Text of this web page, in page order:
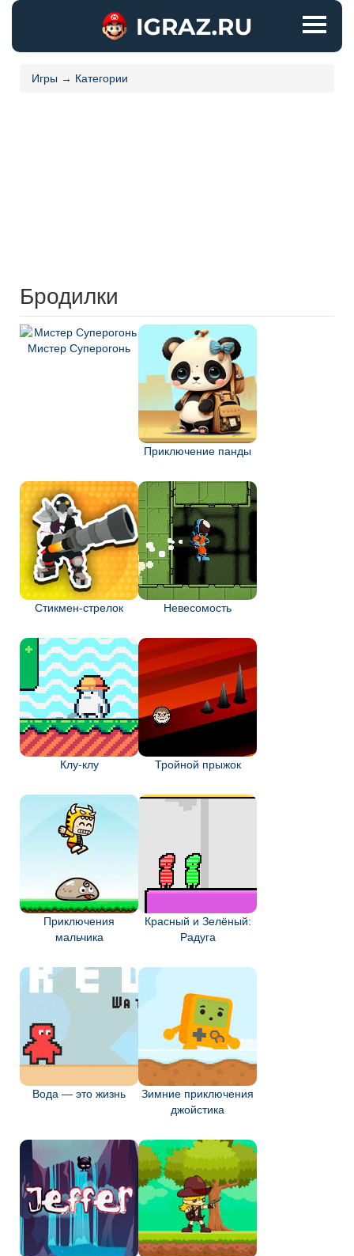
Игры → Категории
Бродилки
Мистер Суперогонь
Приключение панды
Стикмен-стрелок Невесомость
Клу-клу Тройной прыжок
Приключения
мальчика
Красный и Зелёный:
Радуга
Вода — это жизнь
Зимние приключения
джойстика